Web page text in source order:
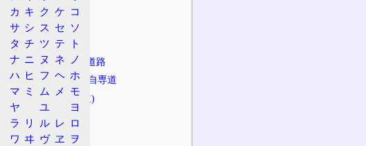
法定路線名
沿革
道路の特徴
接続する主な道路
高速道路、自専道
国道(一般道)
地方道
山形県
カ キ ク ケ コ
サ シ ス セ ソ
タ チ ツ テ
ト
ナ ニ ヌ ネ
ノ
ハ ヒ フ ヘ ホ
マ ミ ム メ
モ
ヤ
ユ
ヨ
ラ
リ ル レ ロ
ワ ヰ ヴ ヱ
ヲ